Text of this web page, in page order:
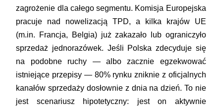
zagrożenie dla całego segmentu. Komisja Europejska
pracuje nad nowelizacją TPD, a kilka krajów UE
(m.in. Francja, Belgia) już zakazało lub ograniczyło
sprzedaż jednorazówek. Jeśli Polska zdecyduje się
na podobne ruchy — albo zacznie egzekwować
istniejące przepisy — 80% rynku zniknie z oficjalnych
kanałów sprzedaży dosłownie z dnia na dzień. To nie
jest scenariusz hipotetyczny: jest on aktywnie